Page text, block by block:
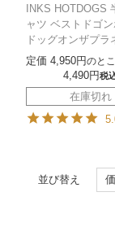
INKS HOTDOGS
ャツ ベストドゴン
ドッグオンザプラ
定価 4,950 のと
4,490 税
在庫切れ
並び替え